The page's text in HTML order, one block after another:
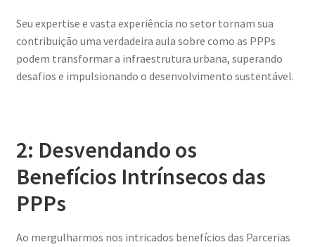
Seu expertise e vasta experiência no setor tornam sua
contribuição uma verdadeira aula sobre como as PPPs
podem transformar a infraestrutura urbana, superando
desafios e impulsionando o desenvolvimento sustentável.
2: Desvendando os
Benefícios Intrínsecos das
PPPs
Ao mergulharmos nos intricados benefícios das Parcerias